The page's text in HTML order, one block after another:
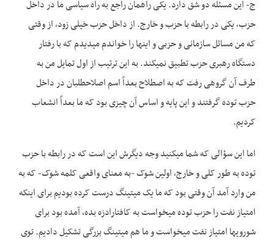
ج- این مسئله دو شق دارد. یکی راهمان راجع به راه سیاسی ما در داخل
حزب، یکی در رابطه با حزب و خارج. از داخل حزب خیلی زود، از وقتی
که من مسائل سازمانی و حزبی و اینها را خواندم می­دیدم که با رفتار
دستگاه رهبری حزب تطبیق نمی­کند. به این ترتیب از اول تمایل من به
طرف آن گروهی رفت که به اصطلاح بعداً اسم اصلاح­طلبان در داخل
حزب توده گرفتند و این پایه و اساس آن چیزی بود که ما بعداً انشعاب
کردیم.
اما این سؤالی که شما می­کنید وجه دیگرش این است که در رابطه با حزب
توده به طور کلی و خارج، اولین شوک -به معنای واقعی کلمه شوک- که به
من وارد آمد آن وقتی بود که ما یک میتینگ درست کرده بودیم برای اینکه
امتیاز نفت را حزب توده می­خواست به کافتارادزه بده، آمده بود برای
شوروی­ها امتیاز نفت می­خواست و ما هم میتینگ بزرگی تشکیل دادیم. توی